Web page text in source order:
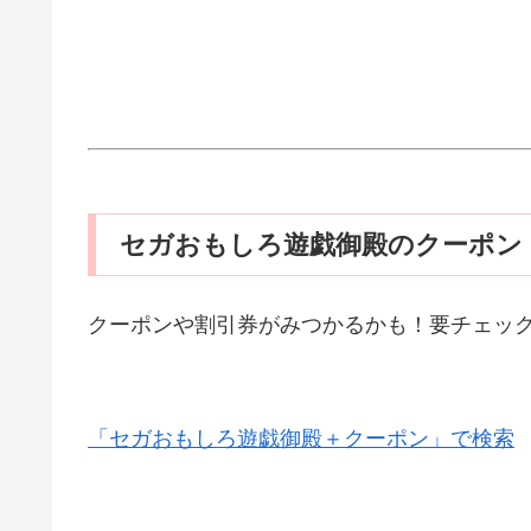
セガおもしろ遊戯御殿のクーポン
クーポンや割引券がみつかるかも！要チェッ
「セガおもしろ遊戯御殿＋クーポン」で検索